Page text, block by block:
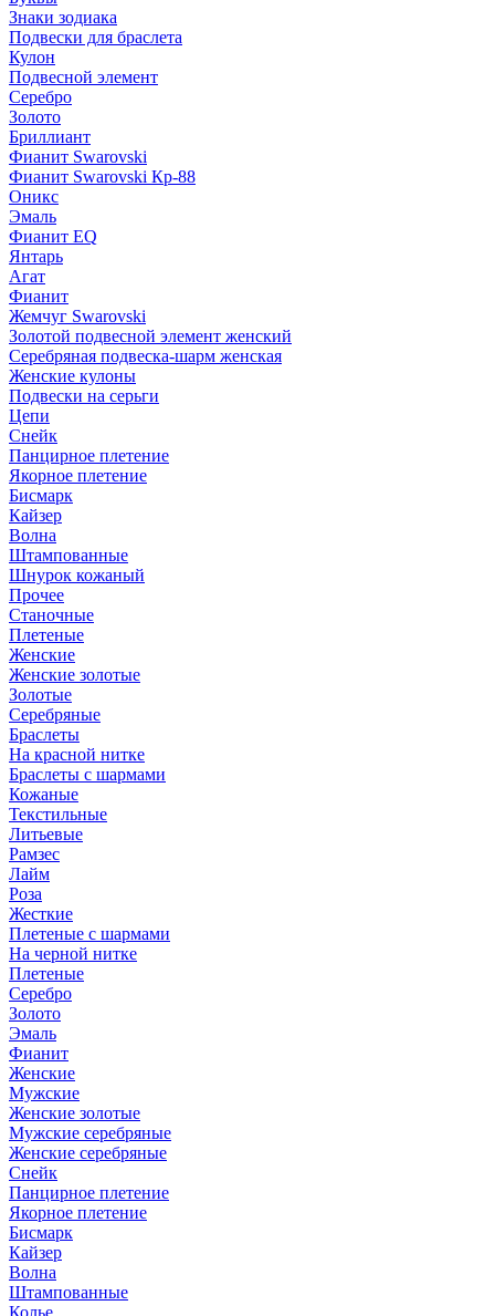
Знаки зодиака
Подвески для браслета
Кулон
Подвесной элемент
Серебро
Золото
Бриллиант
Фианит Swarovski
Фианит Swarovski Кр-88
Оникс
Эмаль
Фианит EQ
Янтарь
Агат
Фианит
Жемчуг Swarovski
Золотой подвесной элемент женcкий
Серебряная подвеска-шарм женская
Женские кулоны
Подвески на серьги
Цепи
Снейк
Панцирное плетение
Якорное плетение
Бисмарк
Кайзер
Волна
Штампованные
Шнурок кожаный
Прочее
Станочные
Плетеные
Женские
Женские золотые
Золотые
Серебряные
Браслеты
На красной нитке
Браслеты с шармами
Кожаные
Текстильные
Литьевые
Рамзес
Лайм
Роза
Жесткие
Плетеные с шармами
На черной нитке
Плетеные
Серебро
Золото
Эмаль
Фианит
Женские
Мужские
Женские золотые
Мужские серебряные
Женские серебряные
Снейк
Панцирное плетение
Якорное плетение
Бисмарк
Кайзер
Волна
Штампованные
Колье